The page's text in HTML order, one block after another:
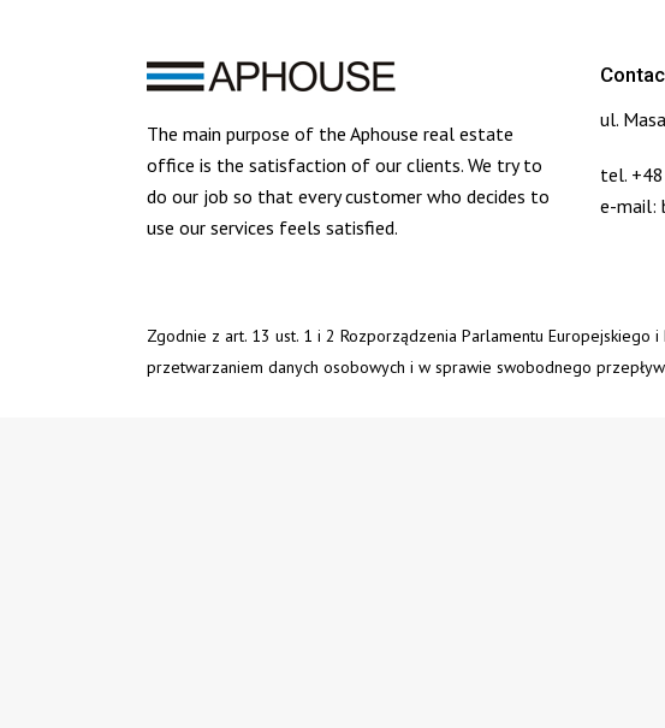
The main purpose of the Aphouse real estate
office is the satisfaction of our clients. We try to
do our job so that every customer who decides to
use our services feels satisfied.
ul.
tel.
e-mail:
Zgodnie z art. 13 ust. 1 i 2 Rozporządzenia Parlamentu
przetwarzaniem danych osobowych i w sprawie swobodnego